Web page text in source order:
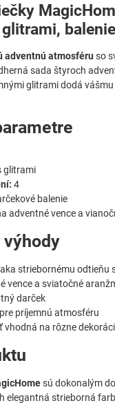
adventnú atmosféru so
sada štyroch
glitrami dodá
glitrami
4
balenie
adventné vence a
striebornému odtieňu
vence a sviatočné
darček
príjemnú atmosféru
vhodná na rôzne
sú dokonalým
elegantná strieborná